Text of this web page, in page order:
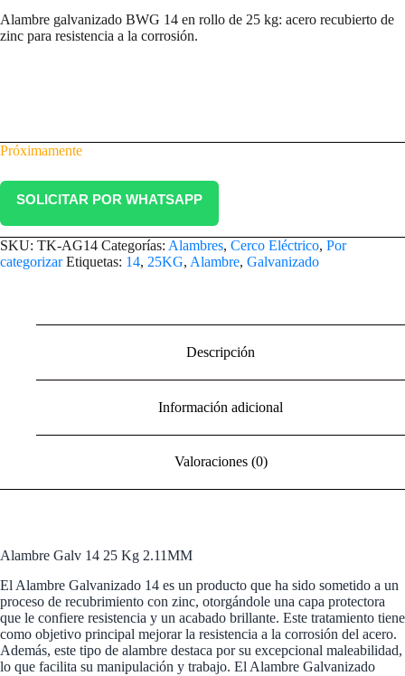
Alambre galvanizado BWG 14 en rollo de 25 kg: acero recubierto de
zinc para resistencia a la corrosión.
Próximamente
SOLICITAR POR WHATSAPP
SKU: TK-AG14 Categorías: Alambres, Cerco Eléctrico, Por
categorizar Etiquetas: 14, 25KG, Alambre, Galvanizado
Descripción
Información adicional
Valoraciones (0)
Alambre Galv 14 25 Kg 2.11MM
El Alambre Galvanizado 14 es un producto que ha sido sometido a un
proceso de recubrimiento con zinc, otorgándole una capa protectora
que le confiere resistencia y un acabado brillante. Este tratamiento tiene
como objetivo principal mejorar la resistencia a la corrosión del acero.
Además, este tipo de alambre destaca por su excepcional maleabilidad,
lo que facilita su manipulación y trabajo. El Alambre Galvanizado